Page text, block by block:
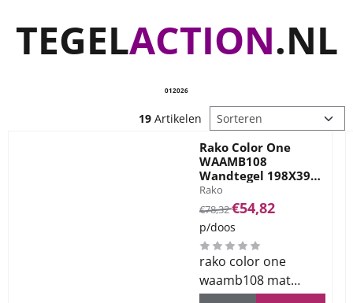
TEGELACTION.NL
012026
19 Artikelen Sorteermethode
Rako Color One
WAAMB108
Wandtegel 198X398
Beige 7mm Mat
Merk:
Rako
Van 78,32 voor 54,82
€78,32€54,82
p/doos
rako color one
waamb108 mat
beige 19.8x39.8cm.